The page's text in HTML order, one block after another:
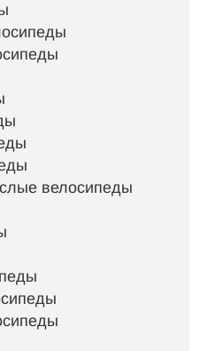
велосипеды